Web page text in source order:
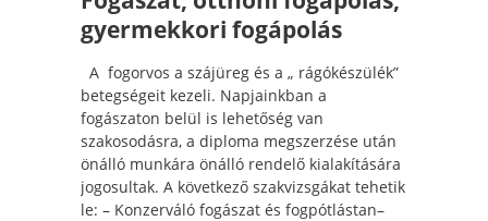
gyermekkori fogápolás
A fogorvos a szájüreg és a „ rágókészülék”
betegségeit kezeli. Napjainkban a
fogászaton belül is lehetőség van
szakosodásra, a diploma megszerzése után
önálló munkára önálló rendelő kialakítására
jogosultak. A következő szakvizsgákat tehetik
le: – Konzerváló fogászat és fogpótlástan–